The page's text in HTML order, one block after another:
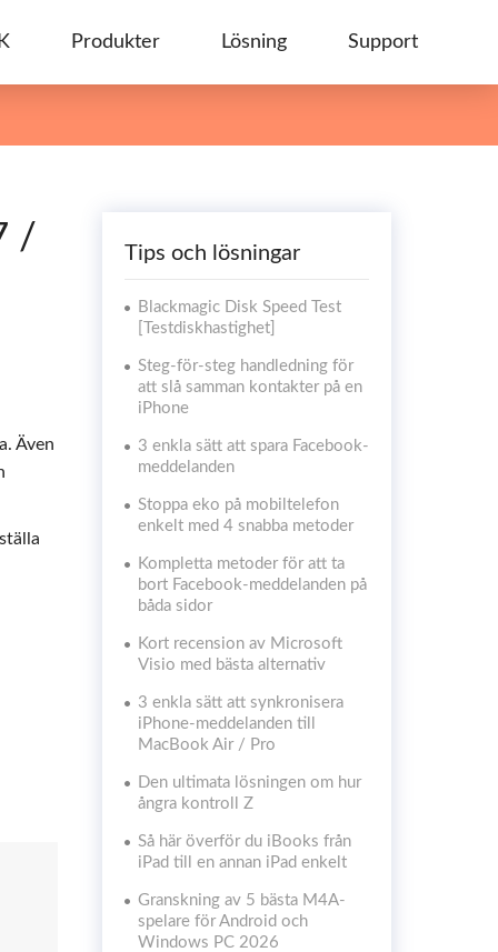
Produkter Lösning Support
/
Även
Tips och lösningar
Blackmagic Disk Speed ​​Test
[Testdiskhastighet]
Steg-för-steg handledning för
att slå samman kontakter på en
iPhone
3 enkla sätt att spara Facebook-
meddelanden
Stoppa eko på mobiltelefon
enkelt med 4 snabba metoder
Kompletta metoder för att ta
bort Facebook-meddelanden på
båda sidor
Kort recension av Microsoft
Visio med bästa alternativ
3 enkla sätt att synkronisera
iPhone-meddelanden till
MacBook Air / Pro
Den ultimata lösningen om hur
ångra kontroll Z
Så här överför du iBooks från
iPad till en annan iPad enkelt
Granskning av 5 bästa M4A-
spelare för Android och
Windows PC 2026